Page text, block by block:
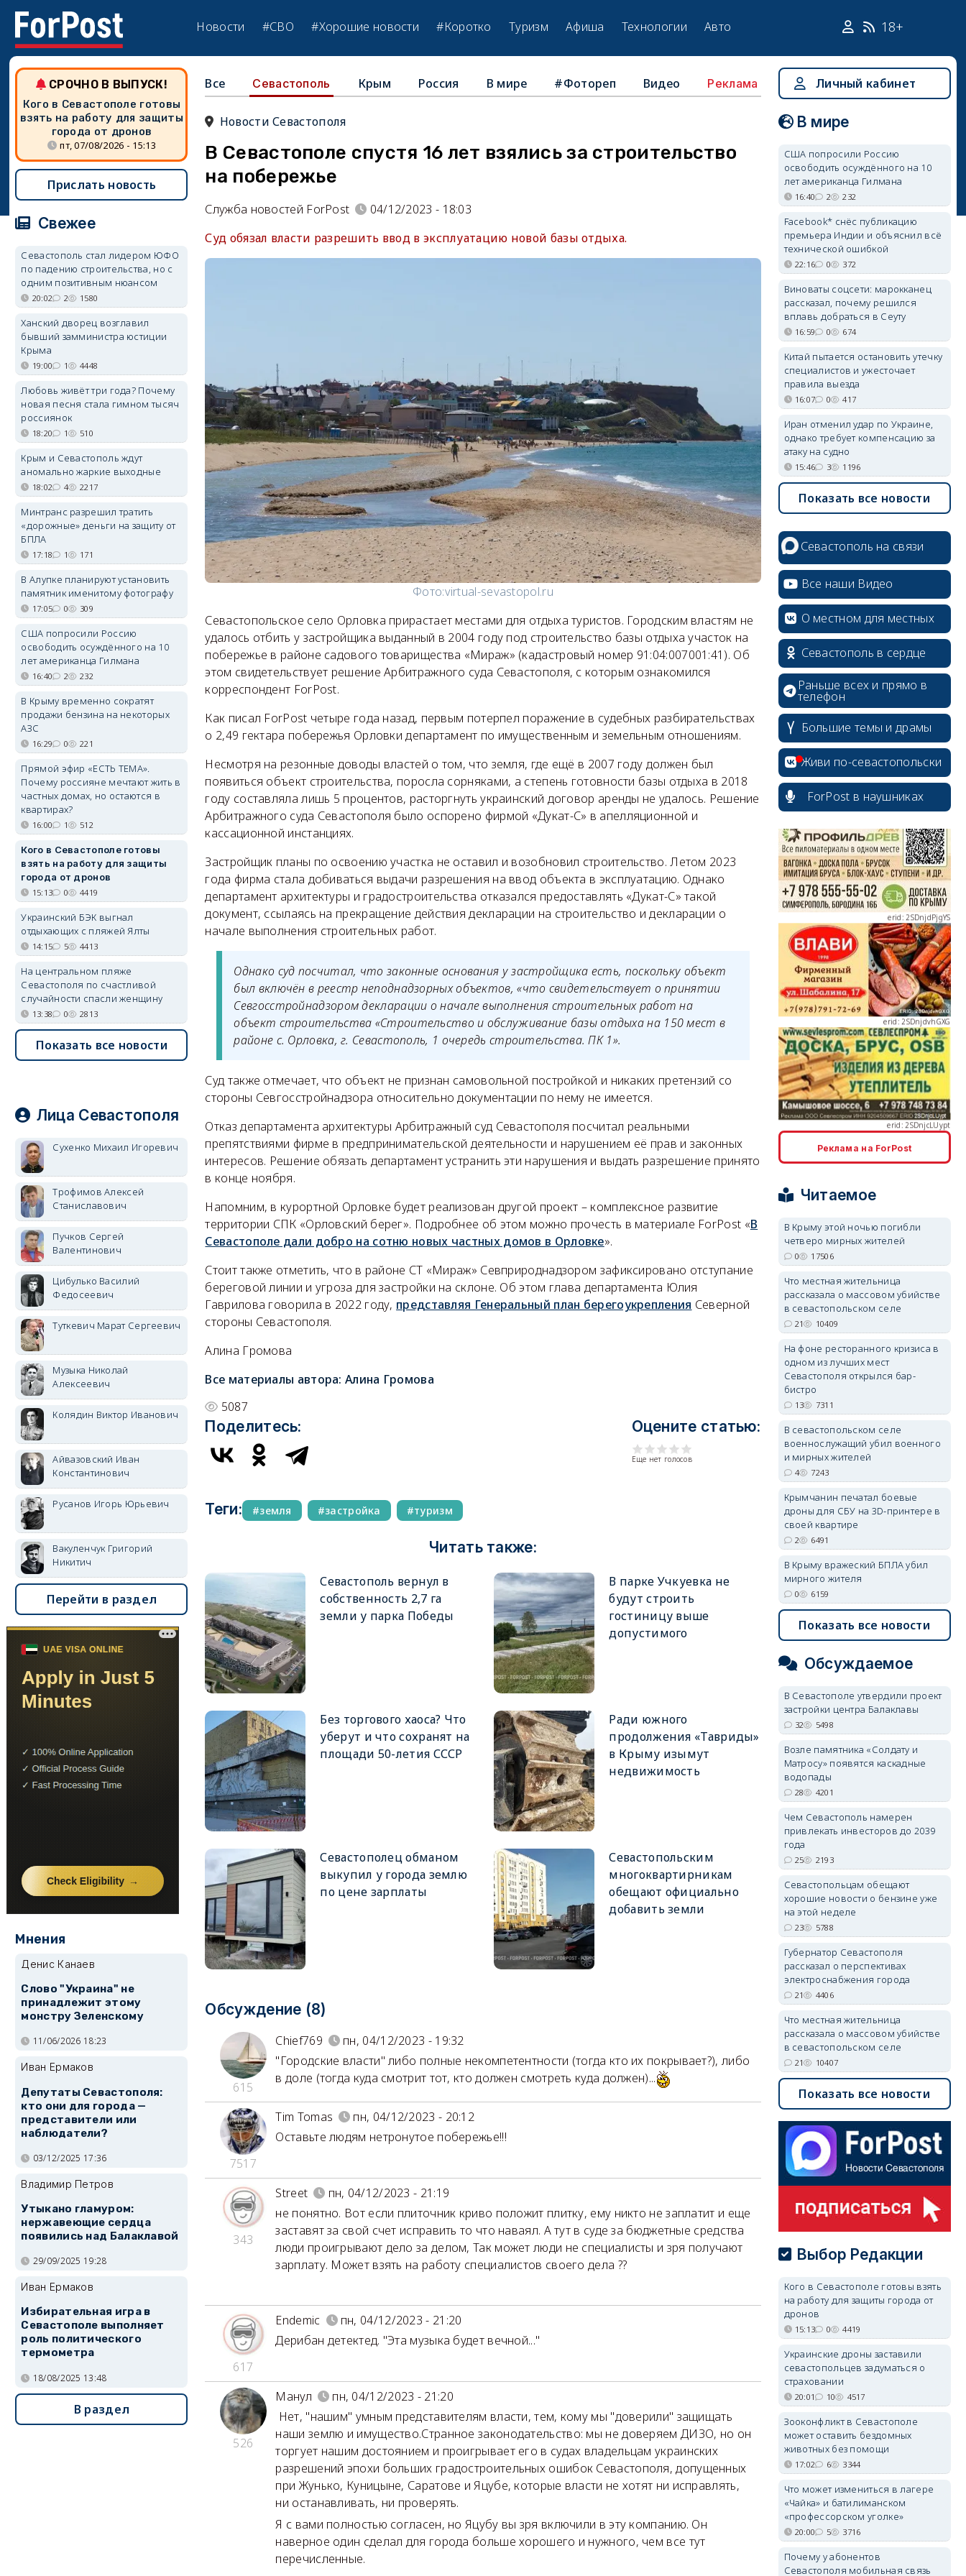
Новости #СВО #Хорошие новости #Коротко Туризм Афиша Технологии Авто 18+
Все Севастополь Крым Россия В мире #Фотореп Видео Реклама
Новости Севастополя
В Севастополе спустя 16 лет взялись за строительство
на побережье
Служба новостей ForPost
04/12/2023 - 18:03
Суд обязал власти разрешить ввод в эксплуатацию новой базы отдыха.
Фото:virtual-sevastopol.ru
Севастопольское село Орловка прирастает местами для отдыха туристов. Городским властям не
удалось отбить у застройщика выданный в 2004 году под строительство базы отдыха участок на
побережье в районе садового товарищества «Мираж» (кадастровый номер 91:04:007001:41). Об
этом свидетельствует решение Арбитражного суда Севастополя, с которым ознакомился
корреспондент ForPost.
Как писал ForPost четыре года назад, первым потерпел поражение в судебных разбирательствах
о 2,49 гектара побережья Орловки департамент по имущественным и земельным отношениям.
Несмотря на резонные доводы властей о том, что земля, где ещё в 2007 году должен был
появиться объект строительства, поросла сорняками, а степень готовности базы отдыха в 2018
году составляла лишь 5 процентов, расторгнуть украинский договор аренды не удалось. Решение
Арбитражного суда Севастополя было оспорено фирмой «Дукат-С» в апелляционной и
кассационной инстанциях.
Застройщик планы по освоению участка не оставил и возобновил строительство. Летом 2023
года фирма стала добиваться выдачи разрешения на ввод объекта в эксплуатацию. Однако
департамент архитектуры и градостроительства отказался предоставлять «Дукат-С» такой
документ, ссылаясь на прекращение действия декларации на строительство и декларации о
начале выполнения строительных работ.
Однако суд посчитал, что законные основания у застройщика есть, поскольку объект
был включён в реестр неподнадзорных объектов, «что свидетельствует о принятии
Севгосстройнадзором декларации о начале выполнения строительных работ на
объект строительства «Строительство и обслуживание базы отдыха на 150 мест в
районе с. Орловка, г. Севастополь, 1 очередь строительства. ПК 1».
Суд также отмечает, что объект не признан самовольной постройкой и никаких претензий со
стороны Севгосстройнадзора относительно документации по нему не имеется.
Отказ департамента архитектуры Арбитражный суд Севастополя посчитал реальными
препятствиями фирме в предпринимательской деятельности и нарушением её прав и законных
интересов. Решение обязать департамент устранить эти нарушения и выдать разрешение принято
в конце ноября.
Напомним, в курортной Орловке будет реализован другой проект – комплексное развитие
территории СПК «Орловский берег». Подробнее об этом можно прочесть в материале ForPost «В
Севастополе дали добро на сотню новых частных домов в Орловке».
Стоит также отметить, что в районе СТ «Мираж» Севприроднадзором зафиксировано отступание
береговой линии и угроза для застройки на склоне. Об этом глава департамента Юлия
Гаврилова говорила в 2022 году, представляя Генеральный план берегоукрепления Северной
стороны Севастополя.
Алина Громова
Все материалы автора:Алина Громова
5087
Поделитесь: Оцените статью:
Еще нет голосов
Теги: земля застройка туризм
Читать также:
Севастополь вернул в
собственность 2,7 га
земли у парка Победы
В парке Учкуевка не
будут строить
гостиницу выше
допустимого
Без торгового хаоса? Что
уберут и что сохранят на
площади 50-летия СССР
Ради южного
продолжения «Тавриды»
в Крыму изымут
недвижимость
Севастополец обманом
выкупил у города землю
по цене зарплаты
Севастопольским
многоквартирникам
обещают официально
добавить земли
Обсуждение (8)
615
Chief769
пн, 04/12/2023 - 19:32
"Городские власти" либо полные некомпетентности (тогда кто их покрывает?), либо
в доле (тогда куда смотрит тот, кто должен смотреть куда должен)...
7517
Tim Tomas
пн, 04/12/2023 - 20:12
Оставьте людям нетронутое побережье!!!
343
Street
пн, 04/12/2023 - 21:19
не понятно. Вот если плиточник криво положит плитку, ему никто не заплатит и еще
заставят за свой счет исправить то что наваял. А тут в суде за бюджетные средства
люди проигрывают дело за делом, Так может люди не специалисты и зря получают
зарплату. Может взять на работу специалистов своего дела ??
617
Endemic
пн, 04/12/2023 - 21:20
Дерибан детектед. "Эта музыка будет вечной..."
526
Манул
пн, 04/12/2023 - 21:20
Нет, "нашим" умным представителям власти, тем, кому мы "доверили" защищать
наши землю и имущество.Странное законодательство: мы не доверяем ДИЗО, но он
торгует нашим достоянием и проигрывает его в судах владельцам украинских
разрешений эпохи больших градостроительных ошибок Севастополя, допущенных
при Жунько, Куницыне, Саратове и Яцубе, которые власти не хотят ни исправлять,
ни останавливать, ни проверять.
Я с вами полностью согласен, но Яцубу вы зря включили в эту компанию. Он
наверное один сделал для города больше хорошего и нужного, чем все тут
перечисленные.
СРОЧНО В ВЫПУСК!
Кого в Севастополе готовы
взять на работу для защиты
города от дронов
пт, 07/08/2026 - 15:13
Прислать новость
Свежее
Севастополь стал лидером ЮФО
по падению строительства, но с
одним позитивным нюансом
20:02 2 1580
Ханский дворец возглавил
бывший замминистра юстиции
Крыма
19:00 1 4448
Любовь живёт три года? Почему
новая песня стала гимном тысяч
россиянок
18:20 1 510
Крым и Севастополь ждут
аномально жаркие выходные
18:02 4 2217
Минтранс разрешил тратить
«дорожные» деньги на защиту от
БПЛА
17:18 1 171
В Алупке планируют установить
памятник именитому фотографу
17:05 0 309
США попросили Россию
освободить осуждённого на 10
лет американца Гилмана
16:40 2 232
В Крыму временно сократят
продажи бензина на некоторых
АЗС
16:29 0 221
Прямой эфир «ЕСТЬ ТЕМА».
Почему россияне мечтают жить в
частных домах, но остаются в
квартирах?
16:00 1 512
Кого в Севастополе готовы
взять на работу для защиты
города от дронов
15:13 0 4419
Украинский БЭК выгнал
отдыхающих с пляжей Ялты
14:15 5 4413
На центральном пляже
Севастополя по счастливой
случайности спасли женщину
13:38 0 2813
Показать все новости
Лица Севастополя
Сухенко Михаил Игоревич
Трофимов Алексей
Станиславович
Пучков Сергей
Валентинович
Цибулько Василий
Федосеевич
Туткевич Марат Сергеевич
Музыка Николай
Алексеевич
Колядин Виктор Иванович
Айвазовский Иван
Константинович
Русанов Игорь Юрьевич
Вакуленчук Григорий
Никитич
Перейти в раздел
Мнения
Денис Канаев
Слово "Украина" не
принадлежит этому
монстру Зеленскому
11/06/2026 18:23
Иван Ермаков
Депутаты Севастополя:
кто они для города —
представители или
наблюдатели?
03/12/2025 17:36
Владимир Петров
Утыкано гламуром:
нержавеющие сердца
появились над Балаклавой
29/09/2025 19:28
Иван Ермаков
Избирательная игра в
Севастополе выполняет
роль политического
термометра
18/08/2025 13:48
В раздел
Личный кабинет
В мире
США попросили Россию
освободить осуждённого на 10
лет американца Гилмана
16:40 2 232
Facebook* снёс публикацию
премьера Индии и объяснил всё
технической ошибкой
22:16 0 372
Виноваты соцсети: марокканец
рассказал, почему решился
вплавь добраться в Сеуту
16:59 0 674
Китай пытается остановить утечку
специалистов и ужесточает
правила выезда
16:07 0 417
Иран отменил удар по Украине,
однако требует компенсацию за
атаку на судно
15:46 3 1196
Показать все новости
Севастополь на связи
Все наши Видео
О местном для местных
Севастополь в сердце
Раньше всех и прямо в
телефон
Большие темы и драмы
Живи по-севастопольски
ForPost в наушниках
erid: 2SDnjcrDNw6
erid: 2SDnjdPjgYS
erid: 2SDnjdvhGXG
erid: 2SDnjcLUypt
erid: 2SDnjdvhGXG
Реклама на ForPost
Читаемое
В Крыму этой ночью погибли
четверо мирных жителей
0 17506
Что местная жительница
рассказала о массовом убийстве
в севастопольском селе
21 10409
На фоне ресторанного кризиса в
одном из лучших мест
Севастополя открылся бар-
бистро
13 7311
В севастопольском селе
военнослужащий убил военного
и мирных жителей
4 7243
Крымчанин печатал боевые
дроны для СБУ на 3D-принтере в
своей квартире
2 6491
В Крыму вражеский БПЛА убил
мирного жителя
0 6159
Показать все новости
Обсуждаемое
В Севастополе утвердили проект
застройки центра Балаклавы
32 5498
Возле памятника «Солдату и
Матросу» появятся каскадные
водопады
28 4201
Чем Севастополь намерен
привлекать инвесторов до 2039
года
25 2193
Севастопольцам обещают
хорошие новости о бензине уже
на этой неделе
23 5788
Губернатор Севастополя
рассказал о перспективах
электроснабжения города
21 4406
Что местная жительница
рассказала о массовом убийстве
в севастопольском селе
21 10407
Показать все новости
Выбор Редакции
Кого в Севастополе готовы взять
на работу для защиты города от
дронов
15:13 0 4419
Украинские дроны заставили
севастопольцев задуматься о
страховании
20:01 10 4517
Зооконфликт в Севастополе
может оставить бездомных
животных без помощи
17:02 6 3344
Что может измениться в лагере
«Чайка» и батилиманском
«профессорском уголке»
20:00 5 3716
Почему у абонентов
Севастополя мобильная связь